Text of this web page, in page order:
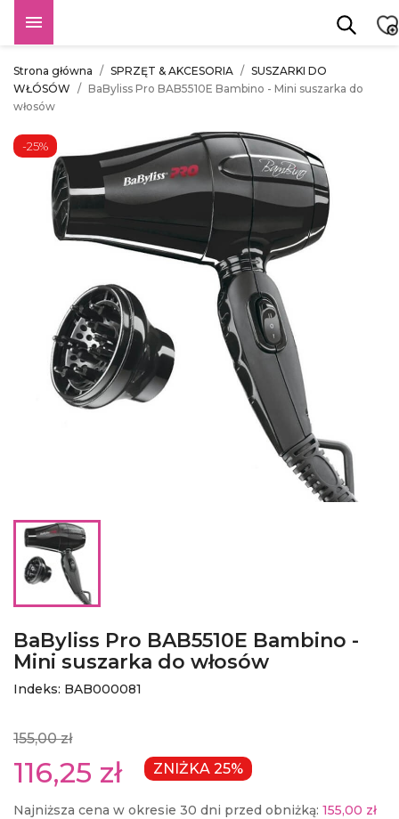

Strona główna SPRZĘT & AKCESORIA
SUSZARKI DO
WŁÓSÓW
BaByliss Pro BAB5510E Bambino - Mini suszarka do
włosów
-25%
BaByliss Pro BAB5510E Bambino -
Mini suszarka do włosów
Indeks: BAB000081
155,00 zł
116,25 zł ZNIŻKA 25%
Najniższa cena w okresie 30 dni przed obniżką: 155,00 zł